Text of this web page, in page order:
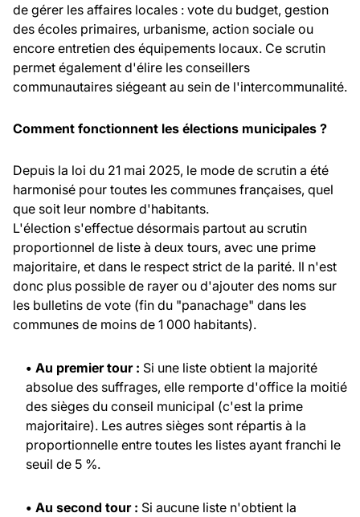
de gérer les affaires locales : vote du budget, gestion
des écoles primaires, urbanisme, action sociale ou
encore entretien des équipements locaux. Ce scrutin
permet également d'élire les conseillers
communautaires siégeant au sein de l'intercommunalité.
Comment fonctionnent les élections municipales ?
Depuis la loi du 21 mai 2025, le mode de scrutin a été
harmonisé pour toutes les communes françaises, quel
que soit leur nombre d'habitants.
L'élection s'effectue désormais partout au scrutin
proportionnel de liste à deux tours, avec une prime
majoritaire, et dans le respect strict de la parité. Il n'est
donc plus possible de rayer ou d'ajouter des noms sur
les bulletins de vote (fin du "panachage" dans les
communes de moins de 1 000 habitants).
• Au premier tour : Si une liste obtient la majorité
absolue des suffrages, elle remporte d'office la moitié
des sièges du conseil municipal (c'est la prime
majoritaire). Les autres sièges sont répartis à la
proportionnelle entre toutes les listes ayant franchi le
seuil de 5 %.
• Au second tour : Si aucune liste n'obtient la